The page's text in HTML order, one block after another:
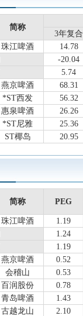
简称
3年复合
珠江啤酒 14.78
-20.04
5.74
燕京啤酒 68.31
*ST西发 56.32
惠泉啤酒 26.26
*ST尼雅 25.36
ST椰岛 20.95
简称 PEG
珠江啤酒 1.19
1.24
1.19
燕京啤酒 0.52
会稽山 0.53
百润股份 0.78
青岛啤酒 1.43
古越龙山 2.10